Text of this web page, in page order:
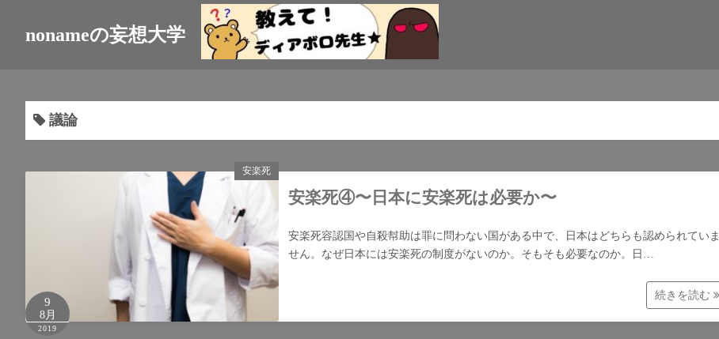
nonameの妄想大学
議論
安楽死
9
8月
2019
安楽死④〜日本に安楽死は必要か〜
安楽死容認国や自殺幇助は罪に問わない国がある中で、日本はどちらも認められていま
せん。なぜ日本には安楽死の制度がないのか。そもそも必要なのか。日…
続きを読む